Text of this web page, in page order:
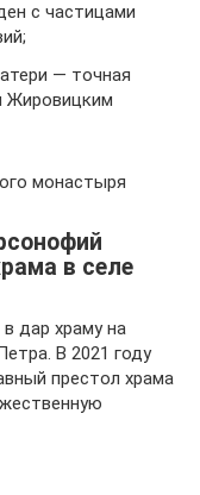
с частицами
— точная
Жировицким
монастыря
в селе
дар храму на
В 2021 году
престол храма